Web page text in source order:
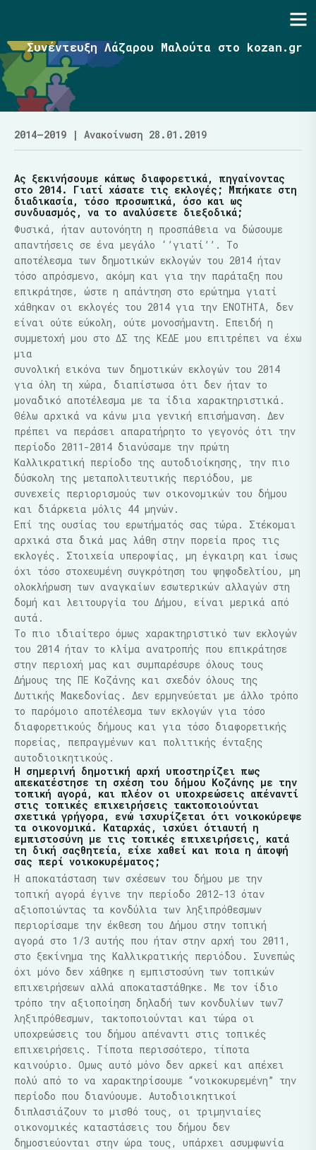
Συνέντευξη Λάζαρου Μαλούτα στο kozan.gr
2014–2019 | Ανακοίνωση 28.01.2019
Ας ξεκινήσουμε κάπως διαφορετικά, πηγαίνοντας
στο 2014. Γιατί χάσατε τις εκλογές; Μπήκατε στη
διαδικασία, τόσο προσωπικά, όσο και ως
συνδυασμός, να το αναλύσετε διεξοδικά;
Φυσικά, ήταν αυτονόητη η προσπάθεια να δώσουμε
απαντήσεις σε ένα μεγάλο ‘’γιατί’’. Το
αποτέλεσμα των δημοτικών εκλογών του 2014 ήταν
τόσο απρόσμενο, ακόμη και για την παράταξη που
επικράτησε, ώστε η απάντηση στο ερώτημα γιατί
χάθηκαν οι εκλογές του 2014 για την ΕΝΟΤΗΤΑ, δεν
είναι ούτε εύκολη, ούτε μονοσήμαντη. Επειδή η
συμμετοχή μου στο ΔΣ της ΚΕΔΕ μου επιτρέπει να έχω
μια
συνολική εικόνα των δημοτικών εκλογών του 2014
για όλη τη χώρα, διαπίστωσα ότι δεν ήταν το
μοναδικό αποτέλεσμα με τα ίδια χαρακτηριστικά.
Θέλω αρχικά να κάνω μια γενική επισήμανση. Δεν
πρέπει να περάσει απαρατήρητο το γεγονός ότι την
περίοδο 2011-2014 διανύσαμε την πρώτη
Καλλικρατική περίοδο της αυτοδιοίκησης, την πιο
δύσκολη της μεταπολιτευτικής περιόδου, με
συνεχείς περιορισμούς των οικονομικών του δήμου
και διάρκεια μόλις 44 μηνών.
Επί της ουσίας του ερωτήματός σας τώρα. Στέκομαι
αρχικά στα δικά μας λάθη στην πορεία προς τις
εκλογές. Στοιχεία υπεροψίας, μη έγκαιρη και ίσως
όχι τόσο στοχευμένη συγκρότηση του ψηφοδελτίου, μη
ολοκλήρωση των αναγκαίων εσωτερικών αλλαγών στη
δομή και λειτουργία του Δήμου, είναι μερικά από
αυτά.
Το πιο ιδιαίτερο όμως χαρακτηριστικό των εκλογών
του 2014 ήταν το κλίμα ανατροπής που επικράτησε
στην περιοχή μας και συμπαρέσυρε όλους τους
Δήμους της ΠΕ Κοζάνης και σχεδόν όλους της
Δυτικής Μακεδονίας. Δεν ερμηνεύεται με άλλο τρόπο
το παρόμοιο αποτέλεσμα των εκλογών για τόσο
διαφορετικούς δήμους και για τόσο διαφορετικής
πορείας, πεπραγμένων και πολιτικής ένταξης
αυτοδιοικητικούς.
Η σημερινή δημοτική αρχή υποστηρίζει πως
απεκατέστησε τη σχέση του δήμου Κοζάνης με την
τοπική αγορά, και πλέον οι υποχρεώσεις απέναντί
στις τοπικές επιχειρήσεις τακτοποιούνται
σχετικά γρήγορα, ενώ ισχυρίζεται ότι νοικοκύρεψε
τα οικονομικά. Καταρχάς, ισχύει ότιαυτή η
εμπιστοσύνη με τις τοπικές επιχειρήσεις, κατά
τη δική σαςθητεία, είχε χαθεί και ποια η άποψή
σας περί νοικοκυρέματος;
Η αποκατάσταση των σχέσεων του δήμου με την
τοπική αγορά έγινε την περίοδο 2012-13 όταν
αξιοποιώντας τα κονδύλια των ληξιπρόθεσμων
περιορίσαμε την έκθεση του Δήμου στην τοπική
αγορά στο 1/3 αυτής που ήταν στην αρχή του 2011,
στο ξεκίνημα της Καλλικρατικής περιόδου. Συνεπώς
όχι μόνο δεν χάθηκε η εμπιστοσύνη των τοπικών
επιχειρήσεων αλλά αποκαταστάθηκε. Με τον ίδιο
τρόπο την αξιοποίηση δηλαδή των κονδυλίων των7
ληξιπρόθεσμων, τακτοποιούνται και τώρα οι
υποχρεώσεις του δήμου απέναντι στις τοπικές
επιχειρήσεις. Τίποτα περισσότερο, τίποτα
καινούριο. Ομως αυτό μόνο δεν αρκεί και απέχει
πολύ από το να χαρακτηρίσουμε “νοικοκυρεμένη” την
περίοδο που διανύουμε. Αυτοδιοικητικοί
διπλασιάζουν το μισθό τους, οι τριμηνιαίες
οικονομικές καταστάσεις του δήμου δεν
δημοσιεύονται στην ώρα τους, υπάρχει ασυμφωνία